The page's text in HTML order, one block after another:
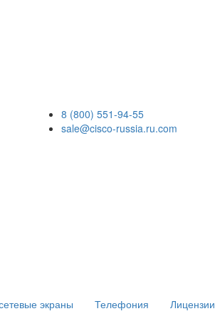
8 (800) 551-94-55
sale@cisco-russia.ru.com
экраны Телефония Лицензии